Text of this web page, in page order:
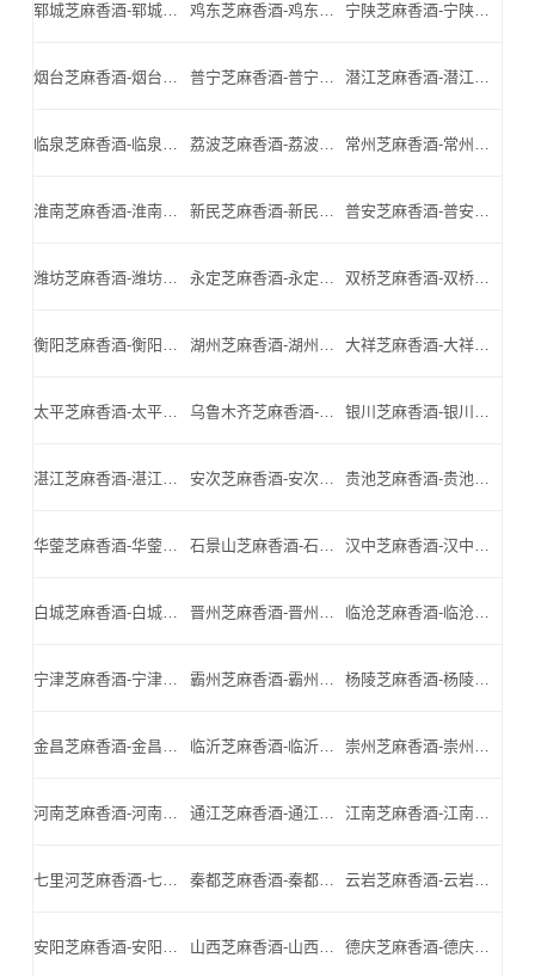
郓城芝麻香酒-郓城名酒-郓城小北门_郓城芝麻香酒厂家 鸡东芝麻香酒-鸡东名酒-鸡东小北门_鸡东芝麻香酒厂家 宁陕芝麻香酒-宁陕名酒-宁陕小北门_宁陕芝麻香酒厂家
烟台芝麻香酒-烟台名酒-烟台小北门_烟台芝麻香酒厂家 普宁芝麻香酒-普宁名酒-普宁小北门_普宁芝麻香酒厂家 潜江芝麻香酒-潜江名酒-潜江小北门_潜江芝麻香酒厂家
临泉芝麻香酒-临泉名酒-临泉小北门_临泉芝麻香酒厂家 荔波芝麻香酒-荔波名酒-荔波小北门_荔波芝麻香酒厂家 常州芝麻香酒-常州名酒-常州小北门_常州芝麻香酒厂家
淮南芝麻香酒-淮南名酒-淮南小北门_淮南芝麻香酒厂家 新民芝麻香酒-新民名酒-新民小北门_新民芝麻香酒厂家 普安芝麻香酒-普安名酒-普安小北门_普安芝麻香酒厂家
潍坊芝麻香酒-潍坊名酒-潍坊小北门_潍坊芝麻香酒厂家 永定芝麻香酒-永定名酒-永定小北门_永定芝麻香酒厂家 双桥芝麻香酒-双桥名酒-双桥小北门_双桥芝麻香酒厂家
衡阳芝麻香酒-衡阳名酒-衡阳小北门_衡阳芝麻香酒厂家 湖州芝麻香酒-湖州名酒-湖州小北门_湖州芝麻香酒厂家 大祥芝麻香酒-大祥名酒-大祥小北门_大祥芝麻香酒厂家
太平芝麻香酒-太平名酒-太平小北门_太平芝麻香酒厂家 乌鲁木齐芝麻香酒-乌鲁木齐名酒-乌鲁木齐小北门_乌鲁木齐芝麻香酒厂家 银川芝麻香酒-银川名酒-银川小北门_银川芝麻香酒厂家
湛江芝麻香酒-湛江名酒-湛江小北门_湛江芝麻香酒厂家 安次芝麻香酒-安次名酒-安次小北门_安次芝麻香酒厂家 贵池芝麻香酒-贵池名酒-贵池小北门_贵池芝麻香酒厂家
华蓥芝麻香酒-华蓥名酒-华蓥小北门_华蓥芝麻香酒厂家 石景山芝麻香酒-石景山名酒-石景山小北门_石景山芝麻香酒厂家 汉中芝麻香酒-汉中名酒-汉中小北门_汉中芝麻香酒厂家
白城芝麻香酒-白城名酒-白城小北门_白城芝麻香酒厂家 晋州芝麻香酒-晋州名酒-晋州小北门_晋州芝麻香酒厂家 临沧芝麻香酒-临沧名酒-临沧小北门_临沧芝麻香酒厂家
宁津芝麻香酒-宁津名酒-宁津小北门_宁津芝麻香酒厂家 霸州芝麻香酒-霸州名酒-霸州小北门_霸州芝麻香酒厂家 杨陵芝麻香酒-杨陵名酒-杨陵小北门_杨陵芝麻香酒厂家
金昌芝麻香酒-金昌名酒-金昌小北门_金昌芝麻香酒厂家 临沂芝麻香酒-临沂名酒-临沂小北门_临沂芝麻香酒厂家 崇州芝麻香酒-崇州名酒-崇州小北门_崇州芝麻香酒厂家
河南芝麻香酒-河南名酒-河南小北门_河南芝麻香酒厂家 通江芝麻香酒-通江名酒-通江小北门_通江芝麻香酒厂家 江南芝麻香酒-江南名酒-江南小北门_江南芝麻香酒厂家
七里河芝麻香酒-七里河名酒-七里河小北门_七里河芝麻香酒厂家 秦都芝麻香酒-秦都名酒-秦都小北门_秦都芝麻香酒厂家 云岩芝麻香酒-云岩名酒-云岩小北门_云岩芝麻香酒厂家
安阳芝麻香酒-安阳名酒-安阳小北门_安阳芝麻香酒厂家 山西芝麻香酒-山西名酒-山西小北门_山西芝麻香酒厂家 德庆芝麻香酒-德庆名酒-德庆小北门_德庆芝麻香酒厂家